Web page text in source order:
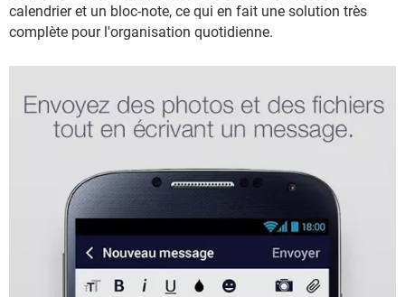
calendrier et un bloc-note, ce qui en fait une solution très
complète pour l'organisation quotidienne.